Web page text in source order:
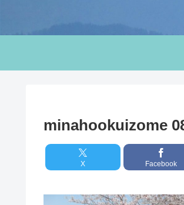
minahookuizome
X Facebook